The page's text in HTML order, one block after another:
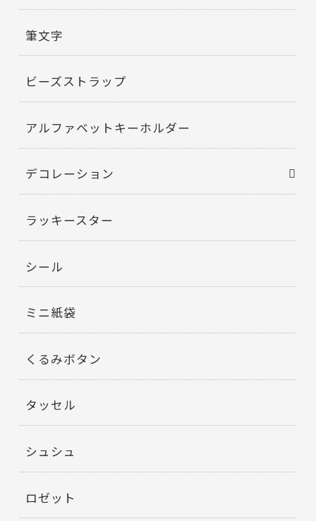
筆文字
ビーズストラップ
アルファベットキーホルダー
デコレーション
ラッキースター
シール
ミニ紙袋
くるみボタン
タッセル
シュシュ
ロゼット